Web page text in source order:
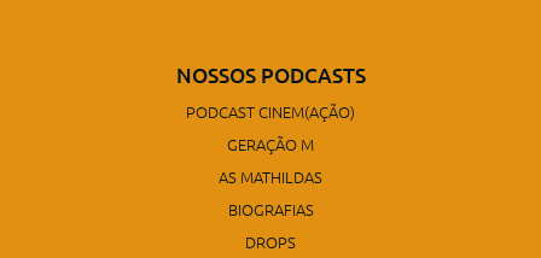
NOSSOS PODCASTS
PODCAST CINEM(AÇÃO)
GERAÇÃO M
AS MATHILDAS
BIOGRAFIAS
DROPS